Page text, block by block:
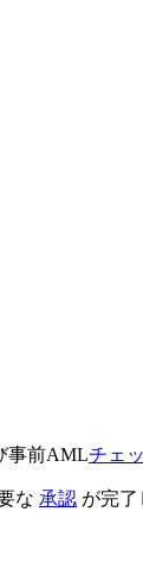
事前AMLチェ
な 承認 が完